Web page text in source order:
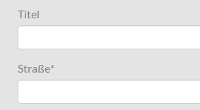
Titel
Straße*